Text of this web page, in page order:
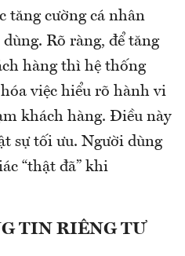
tăng cường cá nhân
Rõ ràng, để tăng
hàng thì hệ thống
việc hiểu rõ hành vi
khách hàng. Điều này
sự tối ưu. Người dùng
“thật đã” khi
TIN RIÊNG TƯ